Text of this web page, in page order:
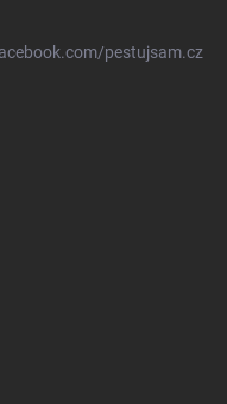
pestujsam.cz